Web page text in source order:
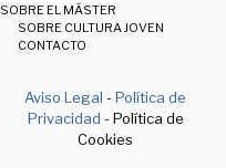
SOBRE EL MÁSTER
SOBRE CULTURA JOVEN
CONTACTO
Aviso Legal -Política de
Privacidad - Política de
Cookies